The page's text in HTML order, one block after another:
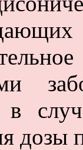
дозы